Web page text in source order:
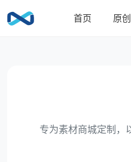
首页 原
专为素材商城定制，